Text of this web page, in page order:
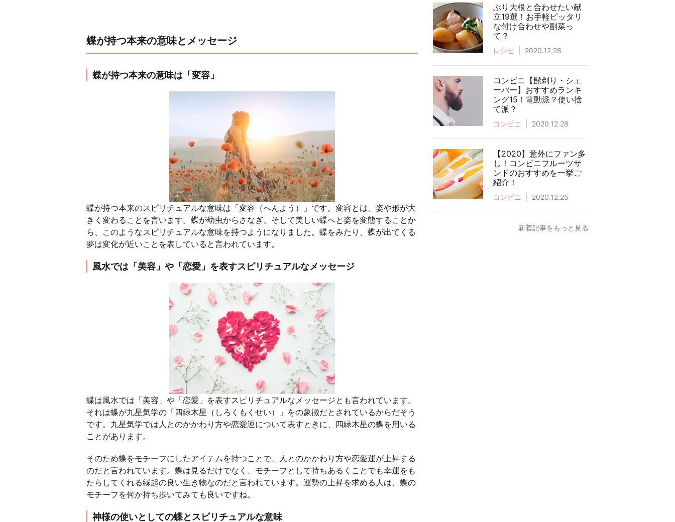
蝶が持つ本来の意味とメッセージ
蝶が持つ本来の意味は「変容」
蝶が持つ本来のスピリチュアルな意味は「変容（へんよう）」です。変容とは、姿や形が大
きく変わることを言います。蝶が幼虫からさなぎ、そして美しい蝶へと姿を変態することか
ら、このようなスピリチュアルな意味を持つようになりました。蝶をみたり、蝶が出てくる
夢は変化が近いことを表していると言われています。
風水では「美容」や「恋愛」を表すスピリチュアルなメッセージ
蝶は風水では「美容」や「恋愛」を表すスピリチュアルなメッセージとも言われています。
それは蝶が九星気学の「四緑木星（しろくもくせい）」をの象徴だとされているからだそう
です。九星気学では人とのかかわり方や恋愛運について表すときに、四緑木星の蝶を用いる
ことがあります。
そのため蝶をモチーフにしたアイテムを持つことで、人とのかかわり方や恋愛運が上昇する
のだと言われています。蝶は見るだけでなく、モチーフとして持ちあるくことでも幸運をも
たらしてくれる縁起の良い生き物なのだと言われています。運勢の上昇を求める人は、蝶の
モチーフを何か持ち歩いてみても良いですね。
神様の使いとしての蝶とスピリチュアルな意味
ぶり大根と合わせたい献
立19選！お手軽ピッタリ
な付け合わせや副菜っ
て？
レシピ 2020.12.28
コンビニ【髭剃り・シェ
ーバー】おすすめランキ
ング15！電動派？使い捨
て派？
コンビニ 2020.12.28
【2020】意外にファン多
し！コンビニフルーツサ
ンドのおすすめを一挙ご
紹介！
コンビニ 2020.12.25
新着記事をもっと見る